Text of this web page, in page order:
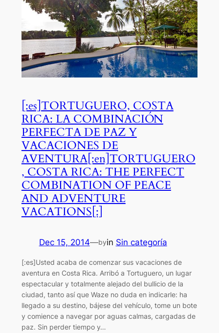
[:es]TORTUGUERO, COSTA
RICA: LA COMBINACIÓN
PERFECTA DE PAZ Y
VACACIONES DE
AVENTURA[:en]TORTUGUERO
, COSTA RICA: THE PERFECT
COMBINATION OF PEACE
AND ADVENTURE
VACATIONS[:]
Dec 15, 2014—byin Sin categoría
[:es]Usted acaba de comenzar sus vacaciones de
aventura en Costa Rica. Arribó a Tortuguero, un lugar
espectacular y totalmente alejado del bullicio de la
ciudad, tanto así que Waze no duda en indicarle: ha
llegado a su destino, bájese del vehículo, tome un bote
y comience a navegar por aguas calmas, cargadas de
paz. Sin perder tiempo y…